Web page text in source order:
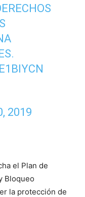
2019
el Plan de
Bloqueo
la protección de